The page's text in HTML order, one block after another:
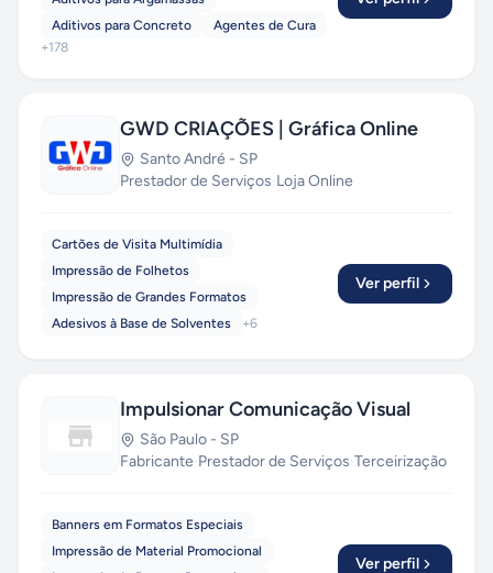
Impermeabilização, a Construtec investe na
constante atualização e conhecimento da
Aditivos para Concreto
Agentes de Cura
+178
GWD CRIAÇÕES | Gráfica Online
Santo André - SP
Prestador de Serviços·Loja Online
Cartões de Visita Multimídia
Impressão de Folhetos
Impressão de Grandes Formatos
Adesivos à Base de Solventes
+6
Ver perfil
Impulsionar Comunicação Visual
São Paulo - SP
Fabricante·Prestador de Serviços·Terceirização
Banners em Formatos Especiais
Impressão de Material Promocional
Ver perfil